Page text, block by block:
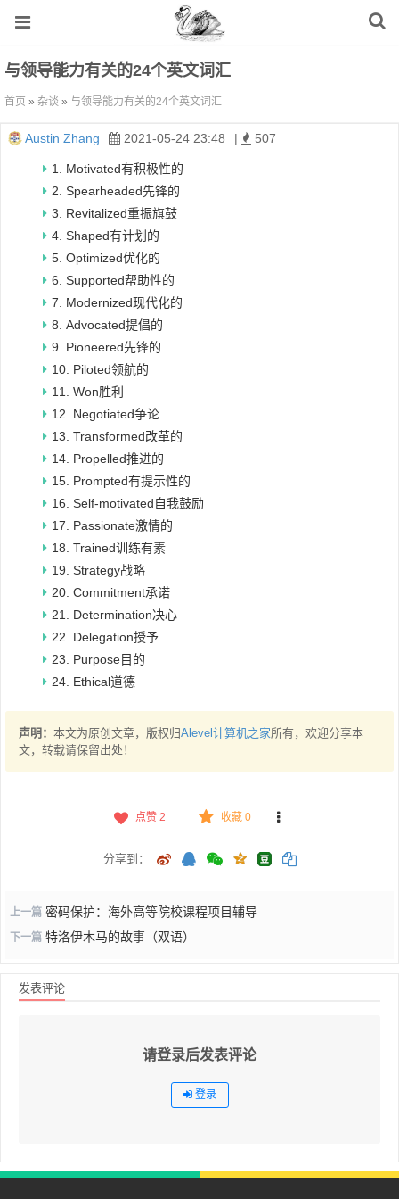
与领导能力有关的24个英文词汇
首页 » 杂谈 » 与领导能力有关的24个英文词汇
Austin Zhang 2021-05-24 23:48 | 507
1. Motivated有积极性的
2. Spearheaded先锋的
3. Revitalized重振旗鼓
4. Shaped有计划的
5. Optimized优化的
6. Supported帮助性的
7. Modernized现代化的
8. Advocated提倡的
9. Pioneered先锋的
10. Piloted领航的
11. Won胜利
12. Negotiated争论
13. Transformed改革的
14. Propelled推进的
15. Prompted有提示性的
16. Self-motivated自我鼓励
17. Passionate激情的
18. Trained训练有素
19. Strategy战略
20. Commitment承诺
21. Determination决心
22. Delegation授予
23. Purpose目的
24. Ethical道德
声明： 本文为原创文章，版权归Alevel计算机之家所有，欢迎分享本
文，转载请保留出处！
点赞 2 收藏 0
分享到：
上一篇 密码保护：海外高等院校课程项目辅导
下一篇 特洛伊木马的故事（双语）
发表评论
请登录后发表评论
登录